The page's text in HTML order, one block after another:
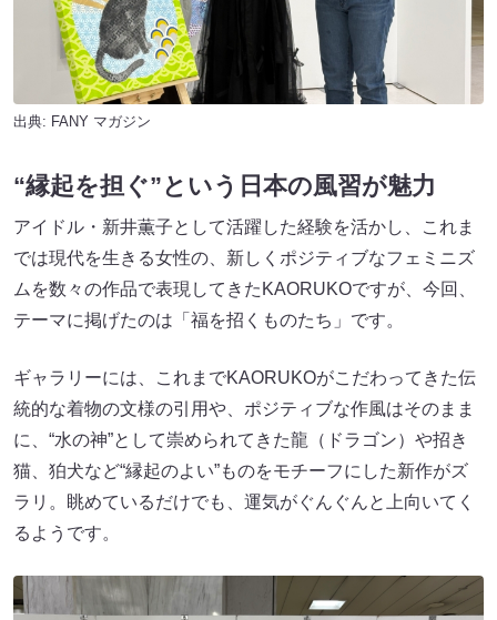
出典: FANY マガジン
“縁起を担ぐ”という日本の風習が魅力
アイドル・新井薫子として活躍した経験を活かし、これま
では現代を生きる女性の、新しくポジティブなフェミニズ
ムを数々の作品で表現してきたKAORUKOですが、今回、
テーマに掲げたのは「福を招くものたち」です。
ギャラリーには、これまでKAORUKOがこだわってきた伝
統的な着物の文様の引用や、ポジティブな作風はそのまま
に、“水の神”として崇められてきた龍（ドラゴン）や招き
猫、狛犬など“縁起のよい”ものをモチーフにした新作がズ
ラリ。眺めているだけでも、運気がぐんぐんと上向いてく
るようです。